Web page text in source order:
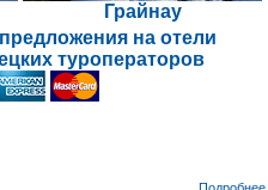
Грайнау
на отели
туроператоров